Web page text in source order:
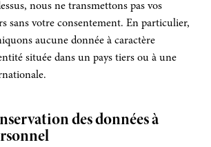
nous ne transmettons pas vos
sans votre consentement. En particulier,
aucune donnée à caractère
située dans un pays tiers ou à une
des données à